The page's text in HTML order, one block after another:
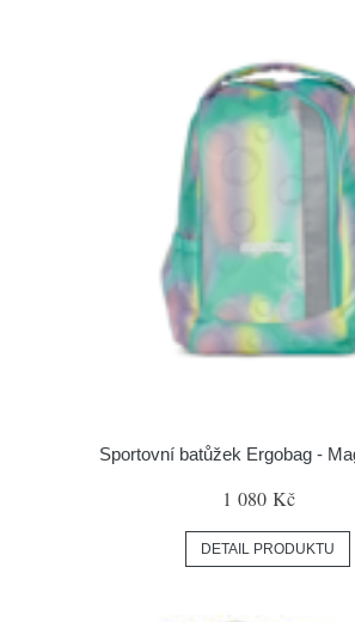
Sportovní batůžek Ergobag -
1 080 Kč
DETAIL PRODUKTU